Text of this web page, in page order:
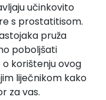
učinkovito
s prostatitisom.
pruža
poboljšati
korištenju ovog
liječnikom kako
za vas.